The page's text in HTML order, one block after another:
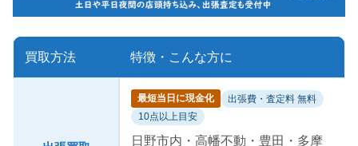
買取方法 特徴・こんな方に
最短当日に現金化
出張費・査定料 無料
10点以上目安
日野市内・高幡不動・豊田・多摩